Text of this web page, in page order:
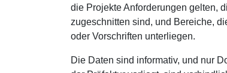
die Projekte Anforderungen gelten,
zugeschnitten sind, und Bereiche,
oder Vorschriften unterliegen.
Die Daten sind informativ, und nur